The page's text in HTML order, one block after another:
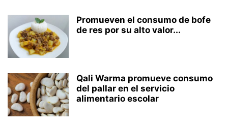
Promueven el consumo de bofe
de res por su alto valor...
Qali Warma promueve consumo
del pallar en el servicio
alimentario escolar